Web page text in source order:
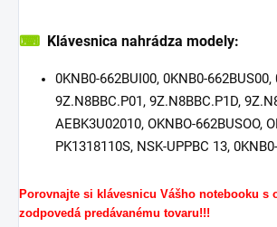
⌨ Klávesnica nahrádza modely:
0KNB0-662BUI00, 0KNB0-662BUS00,
9Z.N8BBC.P01, 9Z.N8BBC.P1D,
AEBK3U02010, OKNBO-662BUSOO,
PK1318110S, NSK-UPPBC 13,
Porovnajte si klávesnicu Vášho notebooku s
zodpovedá predávanému tovaru!!!